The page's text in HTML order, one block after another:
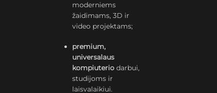
moderniems
žaidimams, 3D ir
video projektams;
premium,
universalaus
kompiuterio darbui,
studijoms ir
laisvalaikiui.